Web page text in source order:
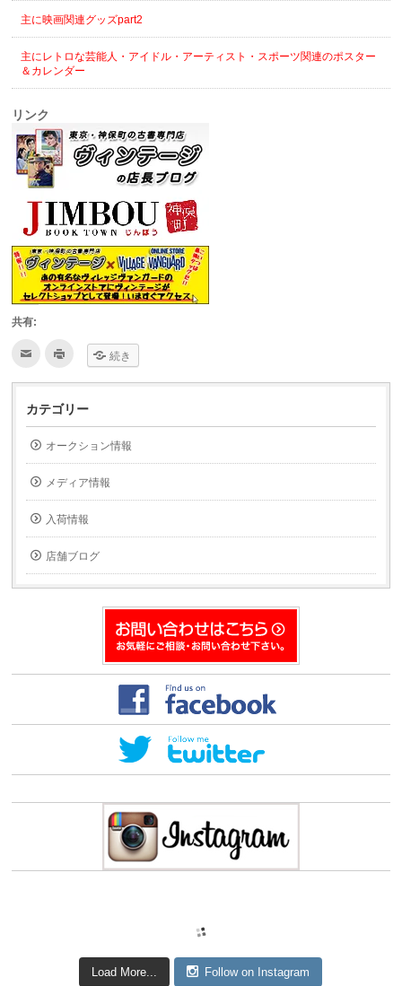
主に映画関連グッズpart2
主にレトロな芸能人・アイドル・アーティスト・スポーツ関連のポスター
＆カレンダー
リンク
共有:
ク
て
友
達
へ
メ
で
送
信
(新
し
い
ィ
ド
ウ
ク
て
印
刷
し
ィ
ン
ド
ウ
で
開
ま
す)
続き
カテゴリー
オークション情報
メディア情報
入荷情報
店舗ブログ
Load More... Follow on Instagram